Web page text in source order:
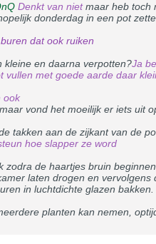
Denkt van nietmaar heb toch
donderdag in een pot
dat ook ruiken
kleine en daarna verpotten?Ja
vullen met goede aarde daar
ook
vond het moeilijk er iets uit
takken aan de zijkant van de
hoe slapper ze word
de haartjes bruin
laten drogen en vervolgens
in luchtdichte glazen bakken.
planten kan nemen,